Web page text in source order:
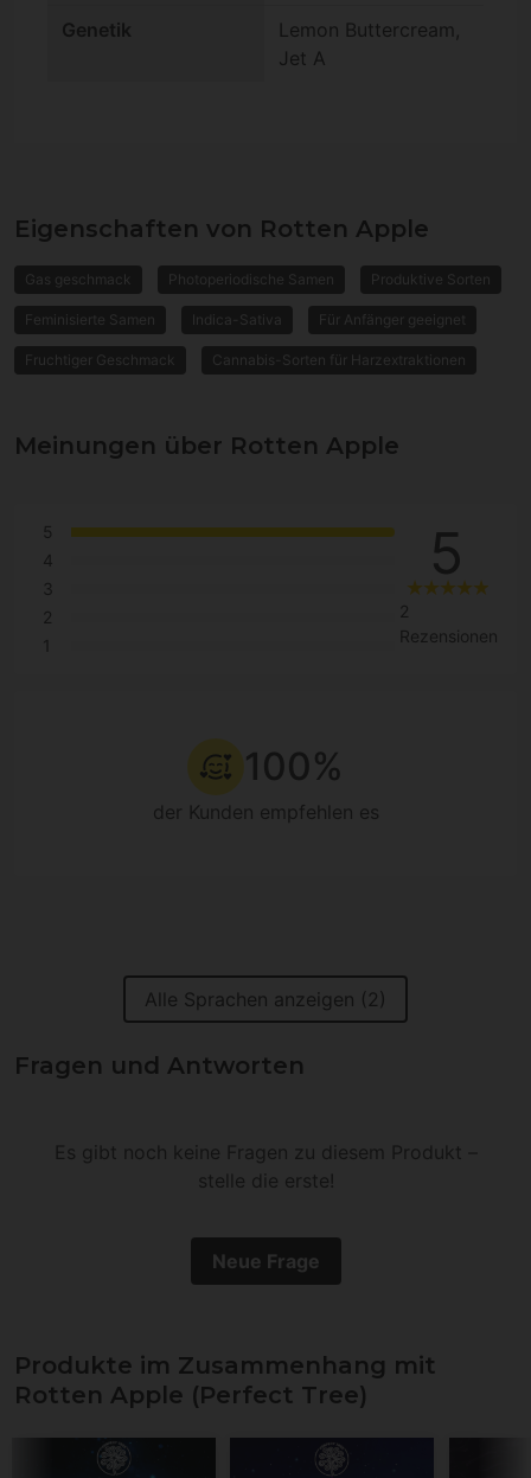
Genetik
Lemon Buttercream,
Jet A
Eigenschaften von Rotten Apple
Gas geschmack Photoperiodische Samen Produktive Sorten
Feminisierte Samen Indica-Sativa Für Anfänger geeignet
Fruchtiger Geschmack Cannabis-Sorten für Harzextraktionen
Meinungen über Rotten Apple
5
4
3
2
1
5
2
Rezensionen
100%
der Kunden empfehlen es
Alle Sprachen anzeigen (2)
Fragen und Antworten
Es gibt noch keine Fragen zu diesem Produkt –
stelle die erste!
Neue Frage
Produkte im Zusammenhang mit
Rotten Apple (Perfect Tree)